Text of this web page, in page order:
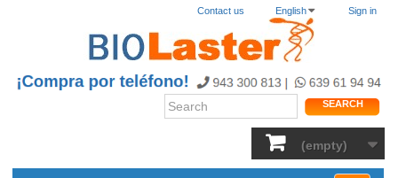
Sign in
English
Contact us
SEARCH
(empty)